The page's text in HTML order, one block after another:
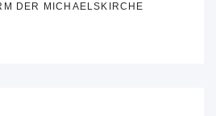
DER MICHAELSKIRCHE